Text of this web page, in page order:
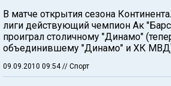
В матче открытия сезона
лиги действующий чемпион Ак
проиграл столичному "Динамо"
объединившему "Динамо" и ХК
09.09.2010 09:54// Спорт